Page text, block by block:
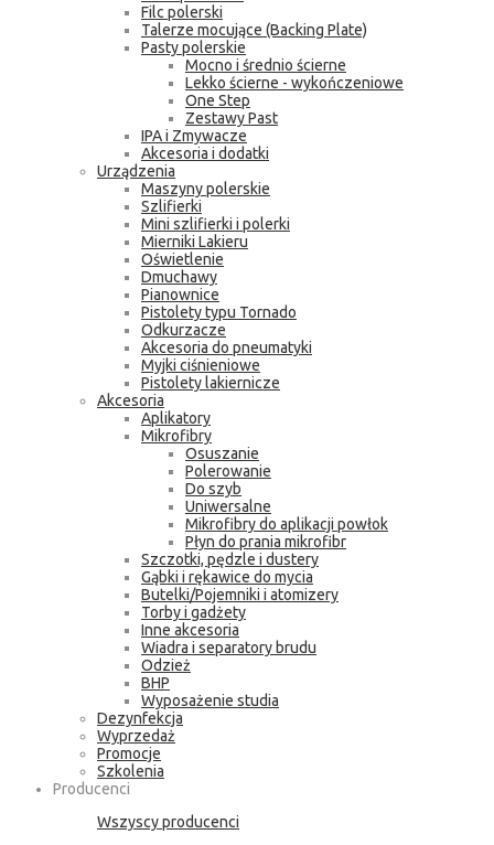
Filc polerski
Talerze mocujące (Backing Plate)
Pasty polerskie
Mocno i średnio ścierne
Lekko ścierne - wykończeniowe
One Step
Zestawy Past
IPA i Zmywacze
Akcesoria i dodatki
Urządzenia
Maszyny polerskie
Szlifierki
Mini szlifierki i polerki
Mierniki Lakieru
Oświetlenie
Dmuchawy
Pianownice
Pistolety typu Tornado
Odkurzacze
Akcesoria do pneumatyki
Myjki ciśnieniowe
Pistolety lakiernicze
Akcesoria
Aplikatory
Mikrofibry
Osuszanie
Polerowanie
Do szyb
Uniwersalne
Mikrofibry do aplikacji powłok
Płyn do prania mikrofibr
Szczotki, pędzle i dustery
Gąbki i rękawice do mycia
Butelki/Pojemniki i atomizery
Torby i gadżety
Inne akcesoria
Wiadra i separatory brudu
Odzież
BHP
Wyposażenie studia
Dezynfekcja
Wyprzedaż
Promocje
Szkolenia
Producenci
Wszyscy producenci